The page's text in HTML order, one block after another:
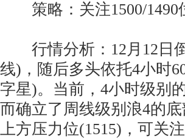
策略：关注1500/1490
行情分析：12月12日
线)，随后多头依托4小时
字星)。当前，4小时级别
而确立了周线级别浪4的
上方压力位(1515)，可关